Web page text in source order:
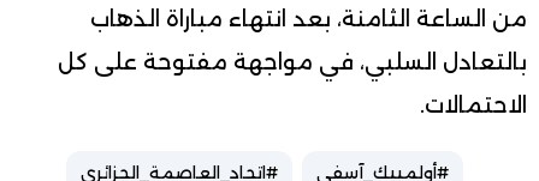
من الساعة الثامنة، بعد انتهاء مباراة الذهاب
بالتعادل السلبي، في مواجهة مفتوحة على كل
الاحتمالات.
#أولمبيك_آسفي #اتحاد_العاصمة_الجزائري